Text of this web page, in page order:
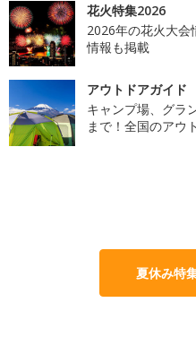
花火特集2026
2026年の花火大会
情報も掲載
アウトドアガイド
キャンプ場、グラ
まで！全国のアウ
夏休み特